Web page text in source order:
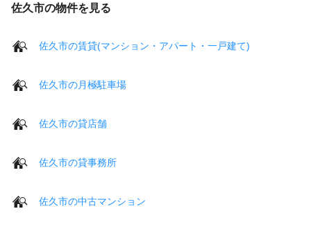
佐久市の物件を見る
佐久市の賃貸(マンション・アパート・一戸建て)
佐久市の月極駐車場
佐久市の貸店舗
佐久市の貸事務所
佐久市の中古マンション